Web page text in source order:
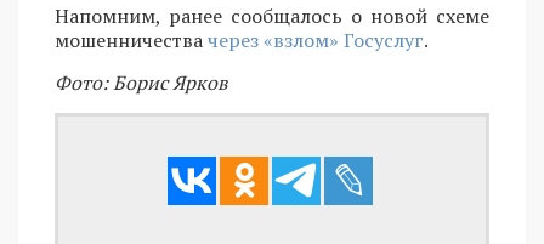
Напомним, ранее сообщалось о новой схеме
мошенничествачерез «взлом» Госуслуг.
Фото: Борис Ярков